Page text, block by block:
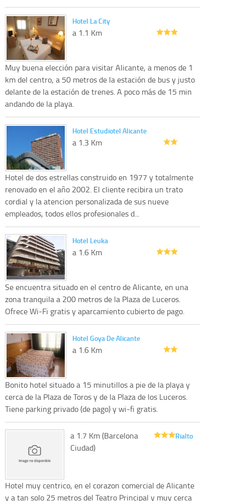
Hotel La City
a 1.1 Km
Muy buena elección para visitar Alicante, a menos de 1
km del centro, a 50 metros de la estación de bus y justo
delante de la estación de trenes. A poco más de 15 min
andando de la playa.
Hotel Estudiotel Alicante
a 1.3 Km
Hotel de dos estrellas construido en 1977 y totalmente
renovado en el año 2002. El cliente recibira un trato
cordial y la atencion personalizada de sus nueve
empleados, todos ellos profesionales d...
Hotel Leuka
a 1.6 Km
Se encuentra situado en el centro de Alicante, en una
zona tranquila a 200 metros de la Plaza de Luceros.
Ofrece Wi-Fi gratis y aparcamiento cubierto de pago.
Hotel Goya De Alicante
a 1.6 Km
Bonito hotel situado a 15 minutillos a pie de la playa y
cerca de la Plaza de Toros y de la Plaza de los Luceros.
Tiene parking privado (de pago) y wi-fi gratis.
Rialto
a 1.7 Km (Barcelona
Ciudad)
Hotel muy centrico, en el corazon comercial de Alicante
y a tan solo 25 metros del Teatro Principal y muy cerca